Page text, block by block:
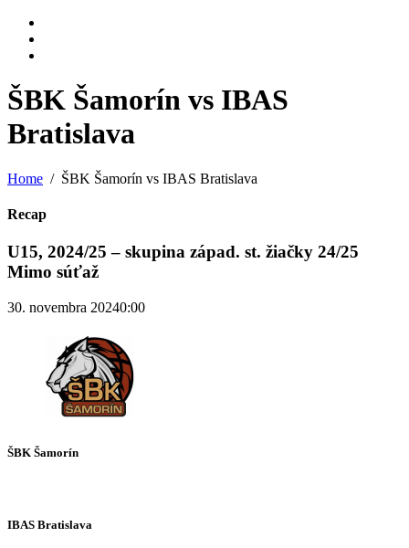
ŠBK Šamorín vs IBAS
Bratislava
Home ŠBK Šamorín vs IBAS Bratislava
Recap
U15, 2024/25 – skupina západ. st. žiačky 24/25
Mimo súťaž
30. novembra 20240:00
ŠBK Šamorín
IBAS Bratislava